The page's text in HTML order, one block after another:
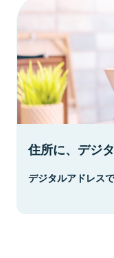
住所に、デジ
デジタルアドレス